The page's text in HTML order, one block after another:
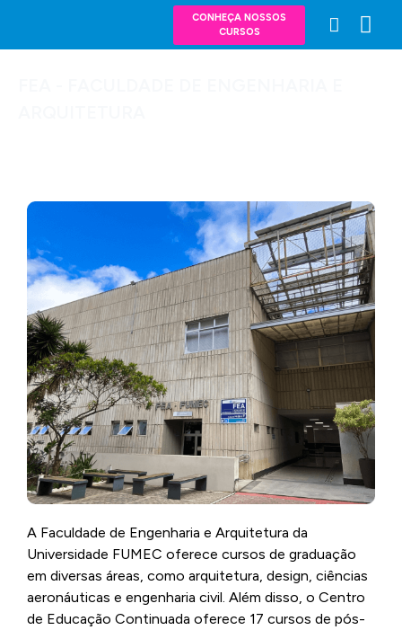
CONHEÇA NOSSOS
CURSOS
A Faculdade de Engenharia e Arquitetura da
Universidade FUMEC oferece cursos de graduação
em diversas áreas, como arquitetura, design, ciências
aeronáuticas e engenharia civil. Além disso, o Centro
de Educação Continuada oferece 17 cursos de pós-